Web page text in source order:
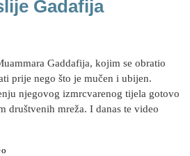
Gadafija
Gaddafija, kojim se obratio
prije nego što je mučen i ubijen.
njegovog izmrcvarenog tijela gotovo
društvenih mreža. I danas te video